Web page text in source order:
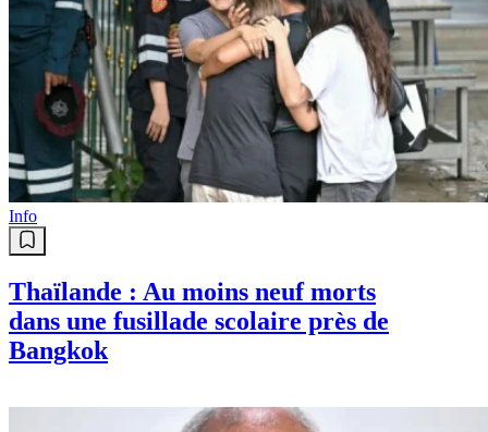
Info
Thaïlande : Au moins neuf morts
dans une fusillade scolaire près de
Bangkok